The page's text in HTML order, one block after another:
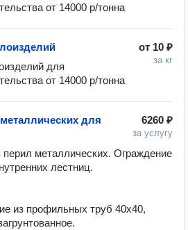
от 14000 р/тонна
от 10 ₽
за кг
для
от 14000 р/тонна
6260 ₽
за услугу
для
перил металлических. Ограждение
лестниц.
из профильных труб 40х40,